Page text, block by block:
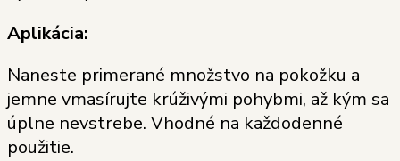
Aplikácia:
Naneste primerané množstvo na pokožku a
jemne vmasírujte krúživými pohybmi, až kým sa
úplne nevstrebe. Vhodné na každodenné
použitie.